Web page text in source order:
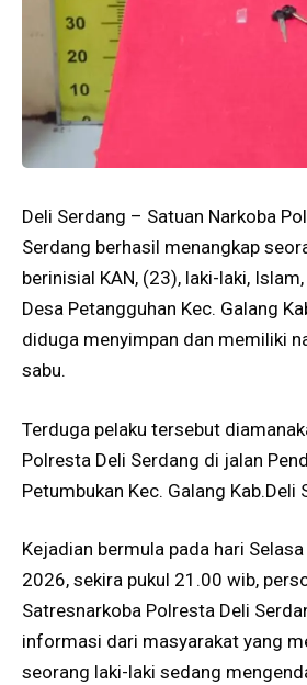
Deli Serdang – Satuan Narkoba
Serdang berhasil menangkap
berinisial KAN, (23), laki-laki,
Desa Petangguhan Kec. Galang
diduga menyimpan dan memiliki
sabu.
Terduga pelaku tersebut
Polresta Deli Serdang di jalan
Petumbukan Kec. Galang Kab.Deli
Kejadian bermula pada hari
2026, sekira pukul 21.00 wib,
Satresnarkoba Polresta Deli
informasi dari masyarakat yang
seorang laki-laki sedang